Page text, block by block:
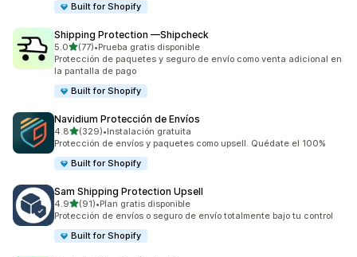
Built for Shopify
Shipping Protection —Shipcheck
5.0de 5 estrellas
(77)
77 reseñas en total
•Prueba gratis disponible
Protección de paquetes y seguro de envío como venta adicional en
la pantalla de pago
Built for Shopify
Navidium Protección de Envíos
4.8de 5 estrellas
(329)
329 reseñas en total
•Instalación gratuita
Protección de envíos y paquetes como upsell. Quédate el 100%
Built for Shopify
Sam Shipping Protection Upsell
4.9de 5 estrellas
(91)
91 reseñas en total
•Plan gratis disponible
Protección de envíos o seguro de envío totalmente bajo tu control
Built for Shopify